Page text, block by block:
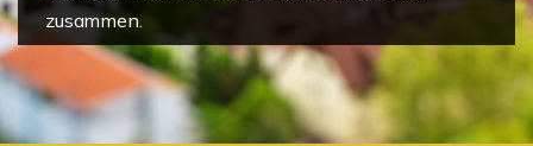
zusammen.